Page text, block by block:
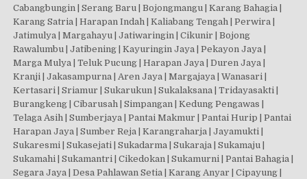
Cabangbungin | Serang Baru | Bojongmangu | Karang Bahagia |
Karang Satria | Harapan Indah | Kaliabang Tengah | Perwira |
Jatimulya | Margahayu | Jatiwaringin | Cikunir | Bojong
Rawalumbu | Jatibening | Kayuringin Jaya | Pekayon Jaya |
Marga Mulya | Teluk Pucung | Harapan Jaya | Duren Jaya |
Kranji | Jakasampurna | Aren Jaya | Margajaya | Wanasari |
Kertasari | Sriamur | Sukarukun | Sukalaksana | Tridayasakti |
Burangkeng | Cibarusah | Simpangan | Kedung Pengawas |
Telaga Asih | Sumberjaya | Pantai Makmur | Pantai Hurip | Pantai
Harapan Jaya | Sumber Reja | Karangraharja | Jayamukti |
Sukaresmi | Sukasejati | Sukadarma | Sukaraja | Sukamaju |
Sukamahi | Sukamantri | Cikedokan | Sukamurni | Pantai Bahagia |
Segara Jaya | Desa Pahlawan Setia | Karang Anyar | Cipayung |